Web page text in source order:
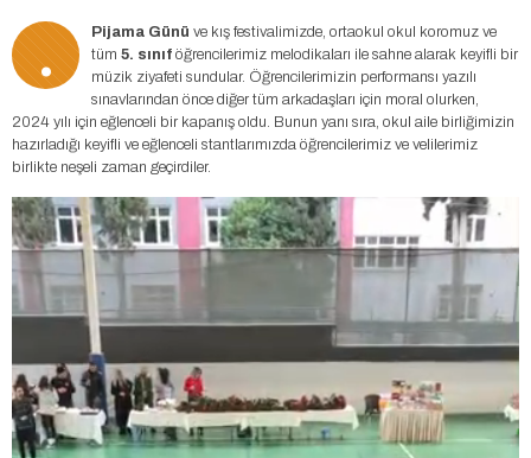
. Pijama Günü ve kış festivalimizde, ortaokul okul koromuz ve
tüm 5. sınıf öğrencilerimiz melodikaları ile sahne alarak keyifli bir
müzik ziyafeti sundular. Öğrencilerimizin performansı yazılı
sınavlarından önce diğer tüm arkadaşları için moral olurken,
2024 yılı için eğlenceli bir kapanış oldu. Bunun yanı sıra, okul aile birliğimizin
hazırladığı keyifli ve eğlenceli stantlarımızda öğrencilerimiz ve velilerimiz
birlikte neşeli zaman geçirdiler.